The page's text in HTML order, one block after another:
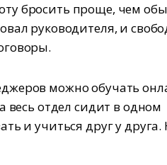
бросить проще, чем
руководителя, и
можно обучать
весь отдел сидит в одном
и учиться друг у друга.